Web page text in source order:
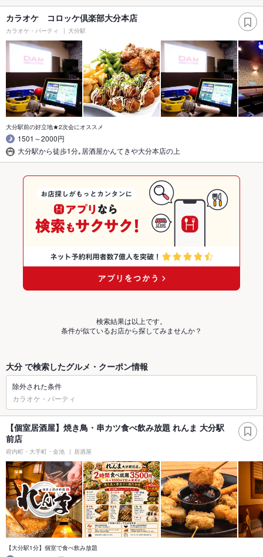
カラオケ コロッケ倶楽部大分本店
カラオケ・パーティ 大分駅
大分駅前の好立地★2次会にオススメ
1501～2000円
大分駅から徒歩1分｡居酒屋かんてきや大分本店の上
検索結果は以上です。
条件が似ているお店から探してみませんか？
大分 で検索したグルメ・クーポン情報
除外された条件
カラオケ・パーティ
【個室居酒屋】焼き鳥・串カツ食べ飲み放題 れんま 大分駅
前店
府内町・大手町・金池 居酒屋
【大分駅1分】個室で食べ飲み放題